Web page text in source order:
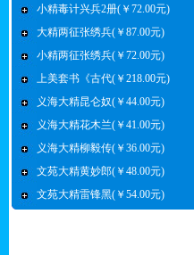
小精毒计兴兵2册(￥72.00元)
大精两征张绣兵(￥87.00元)
小精两征张绣兵(￥72.00元)
上美套书《古代(￥218.00元)
义海大精昆仑奴(￥44.00元)
义海大精花木兰(￥41.00元)
义海大精柳毅传(￥36.00元)
文苑大精黄妙郎(￥48.00元)
文苑大精雷锋黑(￥54.00元)